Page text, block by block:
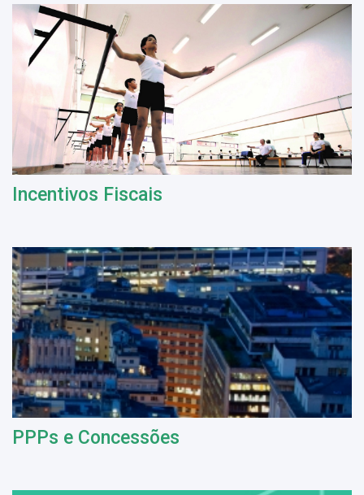
Incentivos Fiscais
PPPs e Concessões